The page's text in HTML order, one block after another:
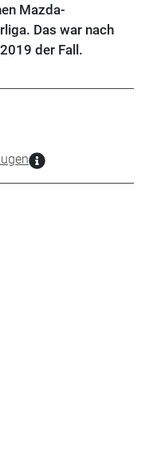
Mazda-
Das war nach
der Fall.